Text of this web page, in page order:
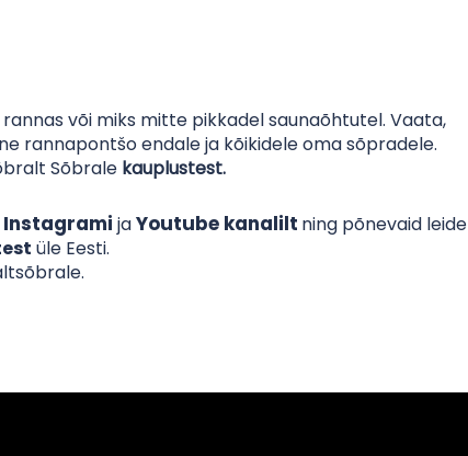
või miks mitte pikkadel saunaõhtutel. Vaata,
rannapontšo endale ja kõikidele oma sõpradele.
Sõbrale kauplustest.
Instagrami jaYoutube kanalilt ning põnevaid leide
üle Eesti.